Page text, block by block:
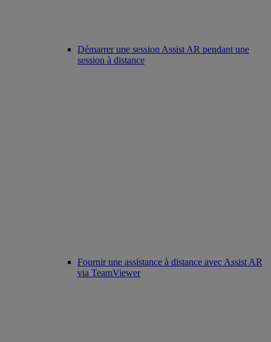
Démarrer une session Assist AR pendant une
session à distance
Fournir une assistance à distance avec Assist AR
via TeamViewer